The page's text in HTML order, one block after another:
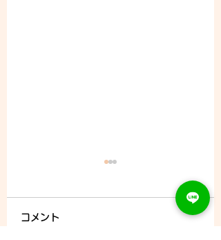
コメント